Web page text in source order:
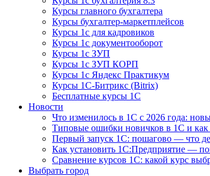
Курсы главного бухгалтера
Курсы бухгалтер-маркетплейсов
Курсы 1с для кадровиков
Курсы 1с документооборот
Курсы 1с ЗУП
Курсы 1с ЗУП КОРП
Курсы 1с Яндекс Практикум
Курсы 1С-Битрикс (Bitrix)
Бесплатные курсы 1С
Новости
Что изменилось в 1С с 2026 года:
Типовые ошибки новичков в 1С и как
Первый запуск 1С: пошагово — что
Как установить 1С:Предприятие —
Сравнение курсов 1С: какой курс
Выбрать город